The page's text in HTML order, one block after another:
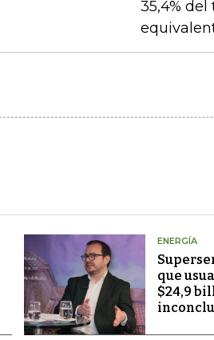
35,4%
ENERGÍA
que
$24,9